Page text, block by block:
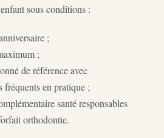
sous conditions :
;
;
de référence avec
fréquents en pratique ;
santé responsables
orthodontie.